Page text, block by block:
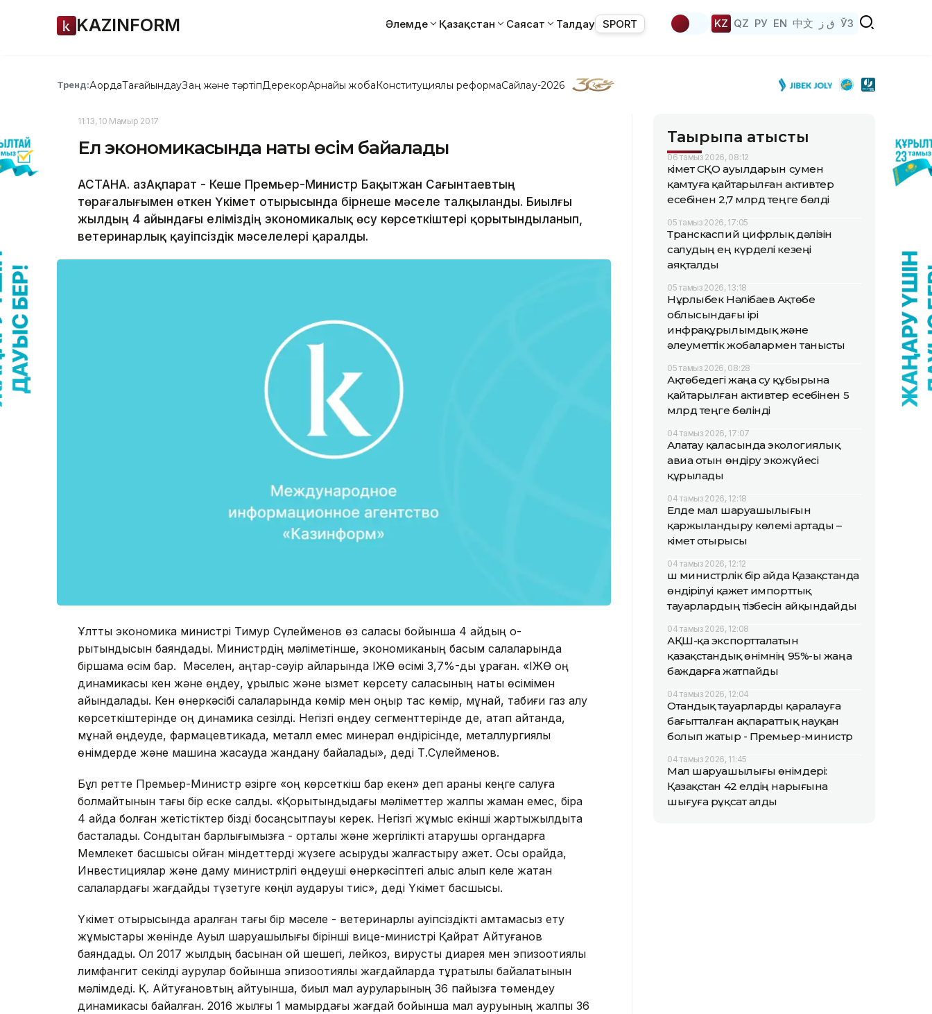
KAZINFORM Әлемде Қазақстан Саясат Талдау SPORT KZ QZ РУ EN 中文 ق ز ЎЗ
Тренд:АқордаТағайындауЗаң және тәртіпДерекқорАрнайы жобаКонституциялық реформаСайлау-2026
11:13, 10 Мамыр 2017
Ел экономикасында нақты өсім байқалады
АСТАНА. ҚазАқпарат - Кеше Премьер-Министр Бақытжан Сағынтаевтың
төрағалығымен өткен Үкімет отырысында бірнеше мәселе талқыланды. Биылғы
жылдың 4 айындағы еліміздің экономикалық өсу көрсеткіштері қорытындыланып,
ветеринарлық қауіпсіздік мәселелері қаралды.
Ұлттық экономика министрі Тимур Сүлейменов өз саласы бойынша 4 айдың қо­
рытындысын баяндады. Министрдің мәліметінше, экономиканың басым салаларында
біршама өсім бар. Мәселен, қаңтар-сәуір айларында ІЖӨ өсімі 3,7%-ды құраған. «ІЖӨ оң
динамикасы кен және өңдеу, құрылыс және қызмет көрсету саласының нақты өсімімен
айқындалады. Кен өнеркәсібі салаларында көмір мен қоңыр тас көмір, мұнай, табиғи газ алу
көрсеткіштерінде оң динамика сезілді. Негізгі өңдеу сегменттерінде де, атап айтқанда,
мұнай өңдеуде, фармацевтикада, металл емес минерал өндірісінде, металлургиялық
өнімдерде және машина жасауда жандану байқалады», деді Т.Сүлейменов.
Бұл ретте Премьер-Министр әзірге «оң көрсеткіш бар екен» деп арқаны кеңге салуға
болмайтынын тағы бір еске салды. «Қорытындыдағы мәліметтер жалпы жаман емес, бірақ
4 айда болған жетістіктер бізді босаңсытпауы керек. Негізгі жұмыс екінші жар­тыжылдықта
басталады. Сондықтан барлығымызға - орталық және жергілікті атқарушы органдарға
Мемлекет басшысы қойған міндет­терді жүзеге асыруды жалғастыру қажет. Осы орайда,
Инвестициялар және даму министрлігі өңдеуші өнеркәсіптегі қалыс қалып келе жатқан
салалардағы жағдайды түзетуге көңіл аударуы тиіс», деді Үкімет басшысы.
Үкімет отырысында қаралған тағы бір мәселе - ветеринарлық қауіпсіздікті қамтамасыз ету
жұмыстары жөнінде Ауыл шаруашылығы бірінші вице-министрі Қайрат Айтуғанов
баяндады. Ол 2017 жылдың басынан қой шешегі, лейкоз, вирустық диарея мен эпизоотиялық
лимфангит секілді аурулар бойынша эпизоотиялық жағдайларда тұрақтылық байқалатынын
мәлімдеді. Қ. Айтуғановтың айтуынша, биыл мал ауруларының 36 пайызға төмендеу
динамикасы байқалған. 2016 жылғы 1 мамырдағы жағдай бойынша мал ауруының жалпы 36
Тақырыпқа қатысты
06 тамыз 2026, 08:12
Үкімет СҚО ауылдарын сумен
қамтуға қайтарылған активтер
есебінен 2,7 млрд теңге бөлді
05 тамыз 2026, 17:05
Транскаспий цифрлық дәлізін
салудың ең күрделі кезеңі
аяқталды
05 тамыз 2026, 13:18
Нұрлыбек Нәлібаев Ақтөбе
облысындағы ірі
инфрақұрылымдық және
әлеуметтік жобалармен танысты
05 тамыз 2026, 08:28
Ақтөбедегі жаңа су құбырына
қайтарылған активтер есебінен 5
млрд теңге бөлінді
04 тамыз 2026, 17:07
Алатау қаласында экологиялық
авиа отын өндіру экожүйесі
құрылады
04 тамыз 2026, 12:18
Елде мал шаруашылығын
қаржыландыру көлемі артады –
Үкімет отырысы
04 тамыз 2026, 12:12
Үш министрлік бір айда Қазақстанда
өндірілуі қажет импорттық
тауарлардың тізбесін айқындайды
04 тамыз 2026, 12:08
АҚШ-қа экспортталатын
қазақстандық өнімнің 95%-ы жаңа
баждарға жатпайды
04 тамыз 2026, 12:04
Отандық тауарларды қаралауға
бағытталған ақпараттық науқан
болып жатыр - Премьер-министр
04 тамыз 2026, 11:45
Мал шаруашылығы өнімдері:
Қазақстан 42 елдің нарығына
шығуға рұқсат алды